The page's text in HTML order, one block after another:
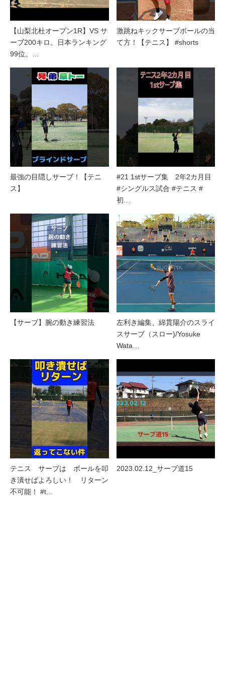
【山梨北杜オープン1R】VS サ
ーブ200キロ。日本ランキング
99位。…
激跳ねキックサーブボールの当
て方！【テニス】 #shorts
最強の目隠しサーブ！【テニ
ス】
#21 1stサーブ集 2年2カ月目
#シングルス試合 #テニス #
初…
【サーブ】腕の動き練習法
左利き編集、綿貫陽介のスライ
スサーブ（スロー)/Yosuke
Wata…
テニス サーブは ボールを叩
き潰せばよろしい！ リターン
不可能！ #t…
2023.02.12_サーブ道15